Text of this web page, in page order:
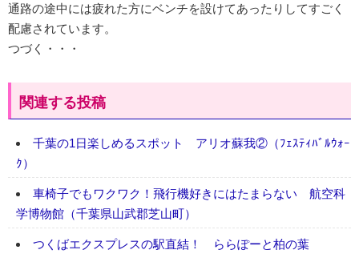
通路の途中には疲れた方にベンチを設けてあったりしてすごく
配慮されています。
つづく・・・
関連する投稿
千葉の1日楽しめるスポット アリオ蘇我②（ﾌｪｽﾃｨﾊﾞﾙｳｫｰ
ｸ）
車椅子でもワクワク！飛行機好きにはたまらない 航空科
学博物館（千葉県山武郡芝山町）
つくばエクスプレスの駅直結！ ららぽーと柏の葉